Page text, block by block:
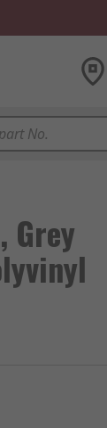
Grey